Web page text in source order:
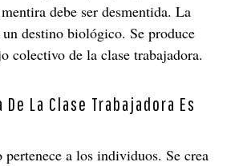
debe ser desmentida. La
destino biológico. Se produce
colectivo de la clase trabajadora.
La Clase Trabajadora Es
a los individuos. Se crea